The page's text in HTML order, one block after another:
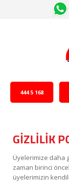
444 5 168
GIZLILIK
Üyelerimize daha
zaman birinci
üyelerimizin